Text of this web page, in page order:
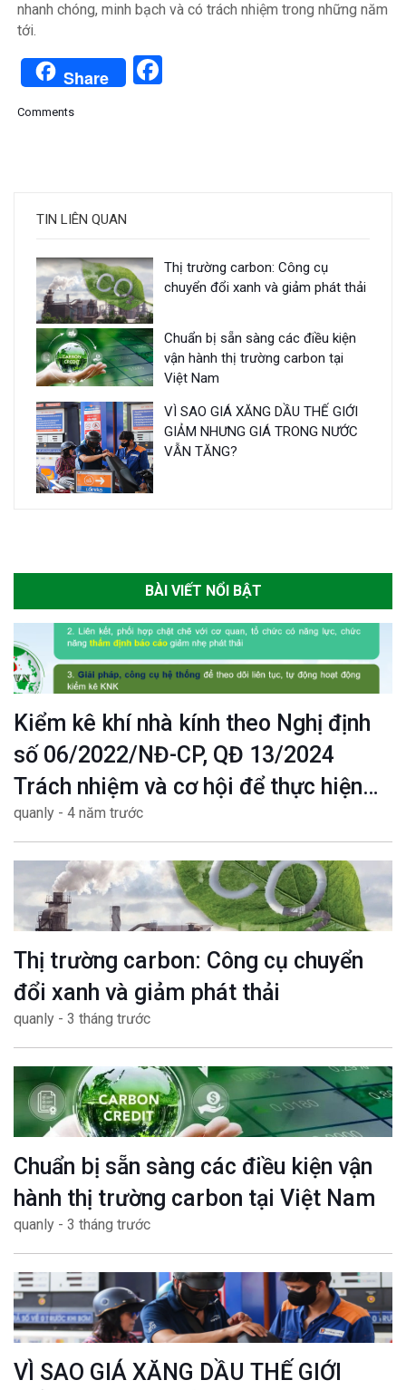
nhanh chóng, minh bạch và có trách nhiệm trong những năm
tới.
Share
Comments
TIN LIÊN QUAN
Thị trường carbon: Công cụ
chuyển đổi xanh và giảm phát thải
Chuẩn bị sẵn sàng các điều kiện
vận hành thị trường carbon tại
Việt Nam
VÌ SAO GIÁ XĂNG DẦU THẾ GIỚI
GIẢM NHƯNG GIÁ TRONG NƯỚC
VẪN TĂNG?
BÀI VIẾT NỔI BẬT
Kiểm kê khí nhà kính theo Nghị định
số 06/2022/NĐ-CP, QĐ 13/2024
Trách nhiệm và cơ hội để thực hiện
mục tiêu Net zero
quanly - 4 năm trước
Thị trường carbon: Công cụ chuyển
đổi xanh và giảm phát thải
quanly - 3 tháng trước
Chuẩn bị sẵn sàng các điều kiện vận
hành thị trường carbon tại Việt Nam
quanly - 3 tháng trước
VÌ SAO GIÁ XĂNG DẦU THẾ GIỚI